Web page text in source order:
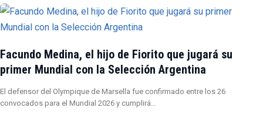
Facundo Medina, el hijo de Fiorito que jugará su
primer Mundial con la Selección Argentina
El defensor del Olympique de Marsella fue confirmado entre los 26
convocados para el Mundial 2026 y cumplirá…